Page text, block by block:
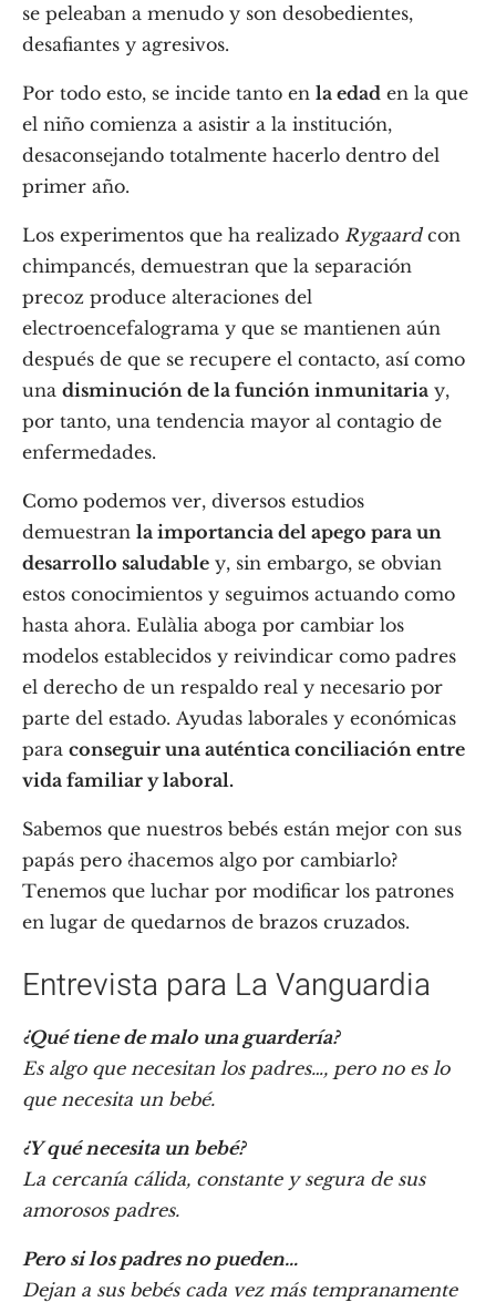
se peleaban a menudo y son desobedientes,
desafiantes y agresivos.
Por todo esto, se incide tanto en la edad en la que
el niño comienza a asistir a la institución,
desaconsejando totalmente hacerlo dentro del
primer año.
Los experimentos que ha realizado Rygaardcon
chimpancés, demuestran que la separación
precoz produce alteraciones del
electroencefalograma y que se mantienen aún
después de que se recupere el contacto, así como
una disminución de la función inmunitaria y,
por tanto, una tendencia mayor al contagio de
enfermedades.
Como podemos ver, diversos estudios
demuestran la importancia del apego para un
desarrollo saludable y, sin embargo, se obvian
estos conocimientos y seguimos actuando como
hasta ahora. Eulàlia aboga por cambiar los
modelos establecidos y reivindicar como padres
el derecho de un respaldo real y necesario por
parte del estado. Ayudas laborales y económicas
para conseguir una auténtica conciliación entre
vida familiar y laboral.
Sabemos que nuestros bebés están mejor con sus
papás pero ¿hacemos algo por cambiarlo?
Tenemos que luchar por modificar los patrones
en lugar de quedarnos de brazos cruzados.
Entrevista para La Vanguardia
¿Qué tiene de malo una guardería?
Es algo que necesitan los padres…, pero no es lo
que necesita un bebé.
¿Y qué necesita un bebé?
La cercanía cálida, constante y segura de sus
amorosos padres.
Pero si los padres no pueden…
Dejan a sus bebés cada vez más tempranamente